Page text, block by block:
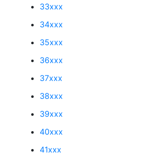
33xxx
34xxx
35xxx
36xxx
37xxx
38xxx
39xxx
40xxx
41xxx